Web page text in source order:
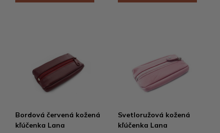
Bordová červená kožená
kľúčenka Lana
Svetloružová kožená
kľúčenka Lana